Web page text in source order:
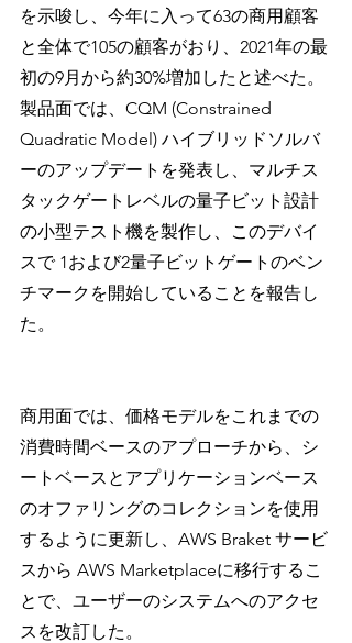
を示唆し、今年に入って63の商用顧客
と全体で105の顧客がおり、2021年の最
初の9月から約30%増加したと述べた。
製品面では、CQM (Constrained
Quadratic Model) ハイブリッドソルバ
ーのアップデートを発表し、マルチス
タックゲートレベルの量子ビット設計
の小型テスト機を製作し、このデバイ
スで 1および2量子ビットゲートのベン
チマークを開始していることを報告し
た。
商用面では、価格モデルをこれまでの
消費時間ベースのアプローチから、シ
ートベースとアプリケーションベース
のオファリングのコレクションを使用
するように更新し、AWS Braket サービ
スから AWS Marketplaceに移行するこ
とで、ユーザーのシステムへのアクセ
スを改訂した。